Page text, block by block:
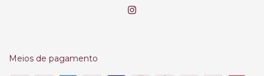
Meios de pagamento